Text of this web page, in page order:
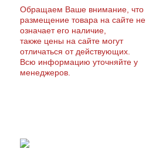
Обращаем Ваше внимание, что
размещение товара на сайте не
означает его наличие,
также цены на сайте могут
отличаться от действующих.
Всю информацию уточняйте у
менеджеров.